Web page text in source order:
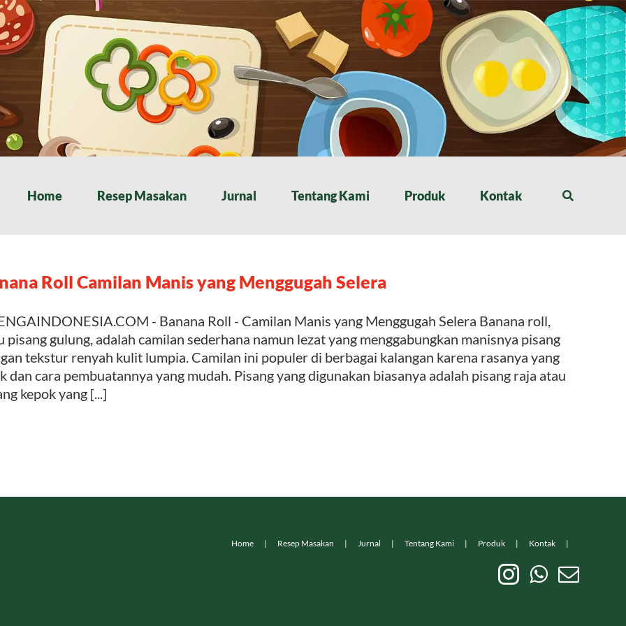
Home Resep Masakan Jurnal Tentang Kami Produk Kontak
Roll Camilan Manis yang Menggugah Selera
- Banana Roll - Camilan Manis yang Menggugah Selera Banana roll,
pisang gulung, adalah camilan sederhana namun lezat yang menggabungkan manisnya pisang
tekstur renyah kulit lumpia. Camilan ini populer di berbagai kalangan karena rasanya yang
dan cara pembuatannya yang mudah. Pisang yang digunakan biasanya adalah pisang raja atau
kepok yang [...]
Home Resep Masakan Jurnal Tentang Kami Produk Kontak